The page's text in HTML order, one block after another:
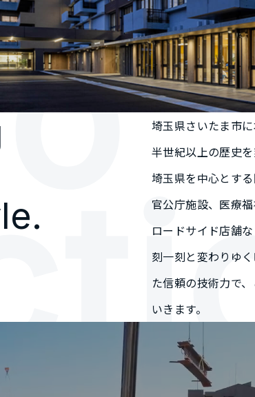
o
ti
埼玉県さいたま市に
半世紀以上の歴史
埼玉県を中心とす
官公庁施設、医療
ロードサイド店舗
刻一刻と変わりゆ
た信頼の技術力で
いきます。